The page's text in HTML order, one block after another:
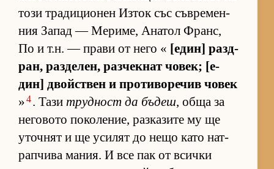
този тра­ди­ци­о­нен Из­ток със съв­ре­мен­
ния За­пад — Ме­ри­ме, Ана­тол Франс,
По и т.н. — прави от него « [е­дин] раз­д­
ран, раз­де­лен, раз­чек­нат чо­век; [е­
дин] двойс­т­вен и про­ти­во­ре­чив чо­век
»4. Тази труд­ност да бъ­деш, обща за
не­го­вото по­ко­ле­ние, раз­ка­зите му ще
уточ­нят и ще уси­лят до нещо като нат­
рап­чива ма­ния. И все пак от всички